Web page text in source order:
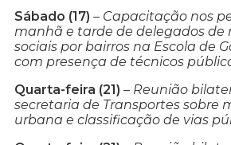
Sábado (17) – Capacitação nos
manhã e tarde de delegados de
sociais por bairros na Escola de
com presença de técnicos
Quarta-feira (21) – Reunião
secretaria de Transportes sobre
urbana e classificação de vias